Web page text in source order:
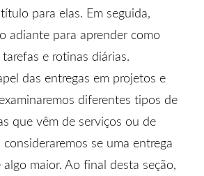
para elas. Em seguida,
adiante para aprender como
e rotinas diárias.
das entregas em projetos e
diferentes tipos de
que vêm de serviços ou de
se uma entrega
maior. Ao final desta seção,